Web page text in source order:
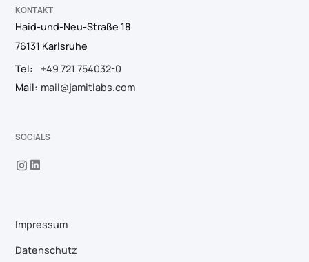
KONTAKT
Haid-und-Neu-Straße 18
76131 Karlsruhe
Tel:
+49 721 754032-0
Mail: mail@jamitlabs.com
SOCIALS
Impressum
Datenschutz